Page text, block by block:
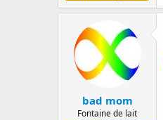
bad mom
Fontaine de lait